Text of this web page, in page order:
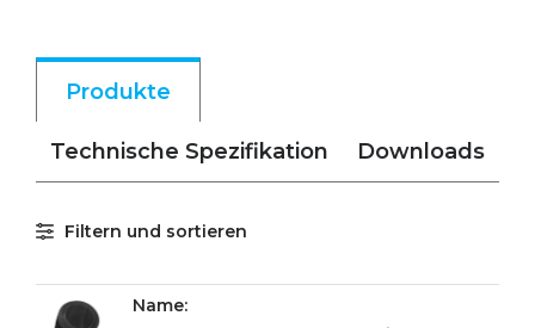
Produkte
Technische Spezifikation Downloads
Filtern und sortieren